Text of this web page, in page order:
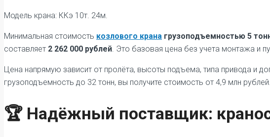
Модель крана: ККэ 10т. 24м.
Минимальная стоимость козлового крана грузоподъемностью 5
составляет 2 262 000 рублей. Это базовая цена без учета монтажа и
Цена напрямую зависит от пролёта, высоты подъема, типа привода и
грузоподъемность до 32 тонн, вы получите стоимость от 4,9 млн
🏆 Надёжный поставщик: